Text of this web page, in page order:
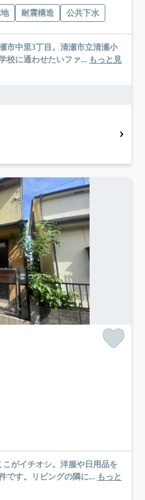
耐震構造 公共下水
市中里3丁目。清瀬市立清瀬小
校に通わせたいファ... もっと見
がイチオシ。洋服や日用品を
です。リビングの隣に... もっと